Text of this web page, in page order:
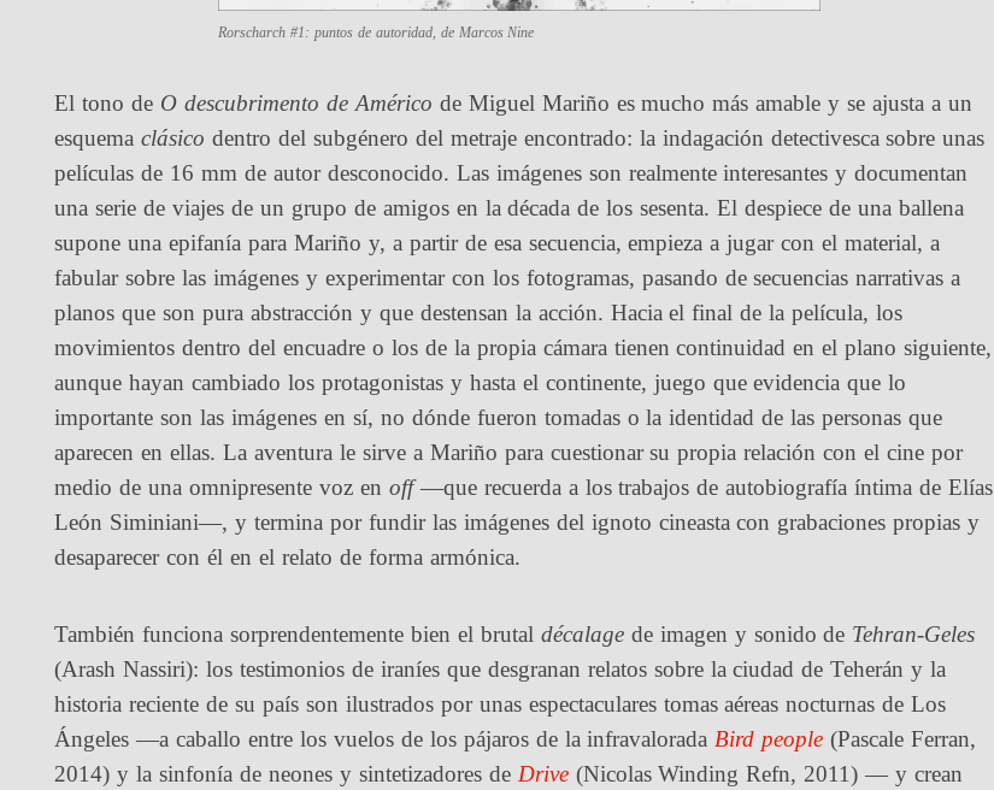
Rorscharch #1: puntos de autoridad, de Marcos Nine
El tono de O descubrimento de Américo de Miguel Mariño es mucho más amable y se ajusta a un
esquema clásico dentro del subgénero del metraje encontrado: la indagación detectivesca sobre unas
películas de 16 mm de autor desconocido. Las imágenes son realmente interesantes y documentan
una serie de viajes de un grupo de amigos en la década de los sesenta. El despiece de una ballena
supone una epifanía para Mariño y, a partir de esa secuencia, empieza a jugar con el material, a
fabular sobre las imágenes y experimentar con los fotogramas, pasando de secuencias narrativas a
planos que son pura abstracción y que destensan la acción. Hacia el final de la película, los
movimientos dentro del encuadre o los de la propia cámara tienen continuidad en el plano siguiente,
aunque hayan cambiado los protagonistas y hasta el continente, juego que evidencia que lo
importante son las imágenes en sí, no dónde fueron tomadas o la identidad de las personas que
aparecen en ellas. La aventura le sirve a Mariño para cuestionar su propia relación con el cine por
medio de una omnipresente voz en off—que recuerda a los trabajos de autobiografía íntima de Elías
León Siminiani—, y termina por fundir las imágenes del ignoto cineasta con grabaciones propias y
desaparecer con él en el relato de forma armónica.
También funciona sorprendentemente bien el brutal décalagede imagen y sonido de Tehran-Geles
(Arash Nassiri): los testimonios de iraníes que desgranan relatos sobre la ciudad de Teherán y la
historia reciente de su país son ilustrados por unas espectaculares tomas aéreas nocturnas de Los
Ángeles —a caballo entre los vuelos de los pájaros de la infravalorada Bird people (Pascale Ferran,
2014) y la sinfonía de neones y sintetizadores de Drive(Nicolas Winding Refn, 2011) — y crean